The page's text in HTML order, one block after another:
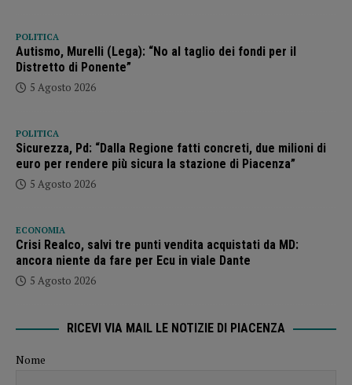
POLITICA
Autismo, Murelli (Lega): “No al taglio dei fondi per il
Distretto di Ponente”
5 Agosto 2026
POLITICA
Sicurezza, Pd: “Dalla Regione fatti concreti, due milioni di
euro per rendere più sicura la stazione di Piacenza”
5 Agosto 2026
ECONOMIA
Crisi Realco, salvi tre punti vendita acquistati da MD:
ancora niente da fare per Ecu in viale Dante
5 Agosto 2026
RICEVI VIA MAIL LE NOTIZIE DI PIACENZA
Nome